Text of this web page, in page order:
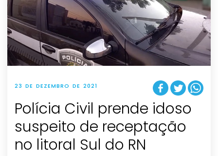
23 DE DEZEMBRO DE 2021
Polícia Civil prende idoso
suspeito de receptação
no litoral Sul do RN